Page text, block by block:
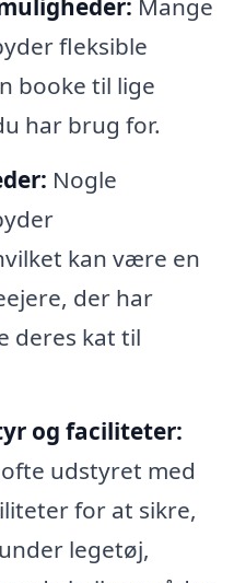
Mange
fleksible
booke til lige
har brug for.
Nogle
kan være en
der har
deres kat til
og faciliteter:
udstyret med
for at sikre,
legetøj,